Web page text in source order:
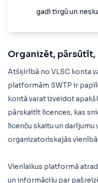
gadi tirgū un
Organizēt,
Atšķirībā no VLSC konta
platformām SWTP ir
kontā varat izveidot
pārskaitīt licences, kas
licenču skaitu un darījumu
organizatoriskajās
Vienlaikus platformā
un informāciju par